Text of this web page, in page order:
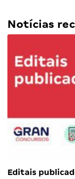
Notícias
Editais